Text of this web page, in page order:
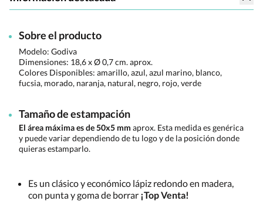
Sobre el producto
Modelo: Godiva
Dimensiones: 18,6 x Ø 0,7 cm. aprox.
Colores Disponibles: amarillo, azul, azul marino, blanco,
fucsia, morado, naranja, natural, negro, rojo, verde
Tamaño de estampación
El área máxima es de 50x5 mm aprox. Esta medida es genérica
y puede variar dependiendo de tu logo y de la posición donde
quieras estamparlo.
Es un clásico y económico lápiz redondo en madera,
con punta y goma de borrar ¡Top Venta!